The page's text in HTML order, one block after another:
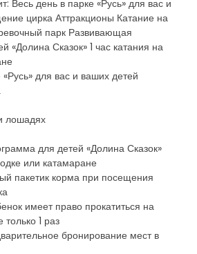
Весь день в парке «Русь» для вас и
цирка Аттракционы Катание на
парк Развивающая
«Долина Сказок» 1 час катания на
для вас и ваших детей
лошадях
для детей «Долина Сказок»
или катамаране
пакетик корма при посещения
имеет право прокатиться на
1 раз
бронирование мест в